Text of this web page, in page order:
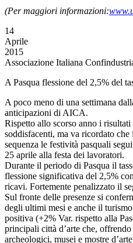
(Per maggiori informazioni:
14
Aprile
2015
Associazione Italiana
A Pasqua flessione del 2,5% del
A poco meno di una settimana
anticipazioni di AICA.
Rispetto allo scorso anno i risultati
soddisfacenti, ma va ricordato
sequenza le festività pasquali
25 aprile alla festa dei lavoratori.
Durante il periodo di Pasqua il
flessione significativa del 2,5%
ricavi. Fortemente penalizzato il
Sul fronte delle presenze si
degli ultimi mesi e anche il
positiva (+2% Var. rispetto alla
principali città d’arte che, offrendo
archeologici, musei e mostre